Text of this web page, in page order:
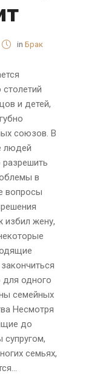
in Брак
и детей,
союзов. В
людей
в
вопросы
избил жену,
для одного
семейных
Несмотря
до
супругом,
семьях,